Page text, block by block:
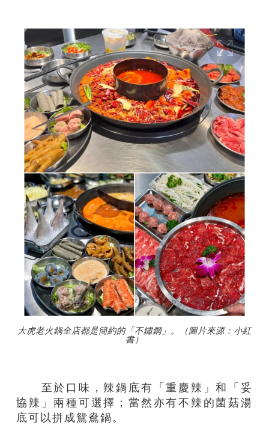
大虎老火鍋全店都是簡約的「不鏽鋼」。（圖片來源：小紅
書）
至於口味，辣鍋底有「重慶辣」和「妥
協辣」兩種可選擇；當然亦有不辣的菌菇湯
底可以拼成鴛鴦鍋。